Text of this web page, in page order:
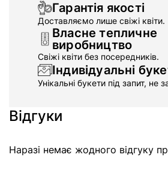
Гарантія якості
Доставляємо лише свіжі квіти.
Власне тепличне
виробництво
Свіжі квіти без посередників.
Індивідуальні
Унікальні букети під запит, не
Відгуки
Наразі немає жодного відгуку